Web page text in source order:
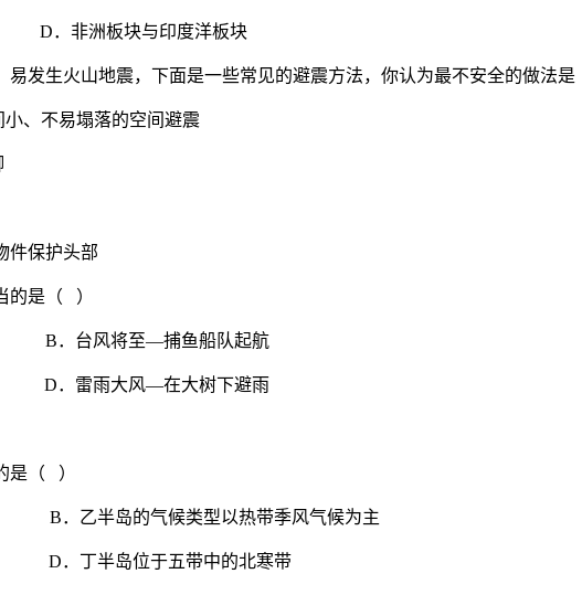
洲板块与印度洋板块
发生火山地震，下面是一些常见的避震方法，你认为最不安全的做法是
、不易塌落的空间避震
件保护头部
的是（ ）
台风将至—捕鱼船队起航
雨大风—在大树下避雨
是（ ）
乙半岛的气候类型以热带季风气候为主
丁半岛位于五带中的北寒带